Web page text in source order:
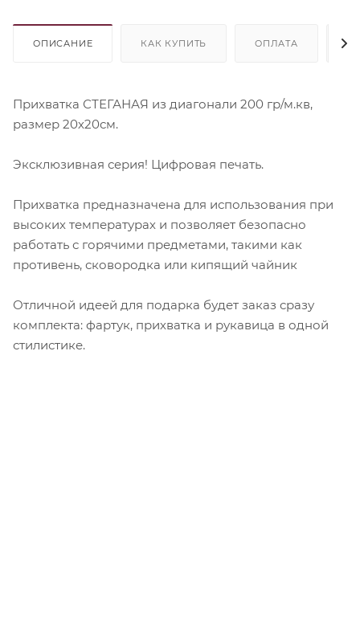
ОПИСАНИЕ КАК КУПИТЬ ОПЛАТА
Прихватка СТЕГАНАЯ из диагонали 200 гр/м.кв,
размер 20х20см.
Эксклюзивная серия! Цифровая печать.
Прихватка предназначена для использования при
высоких температурах и позволяет безопасно
работать с горячими предметами, такими как
противень, сковородка или кипящий чайник
Отличной идеей для подарка будет заказ сразу
комплекта: фартук, прихватка и рукавица в одной
стилистике.